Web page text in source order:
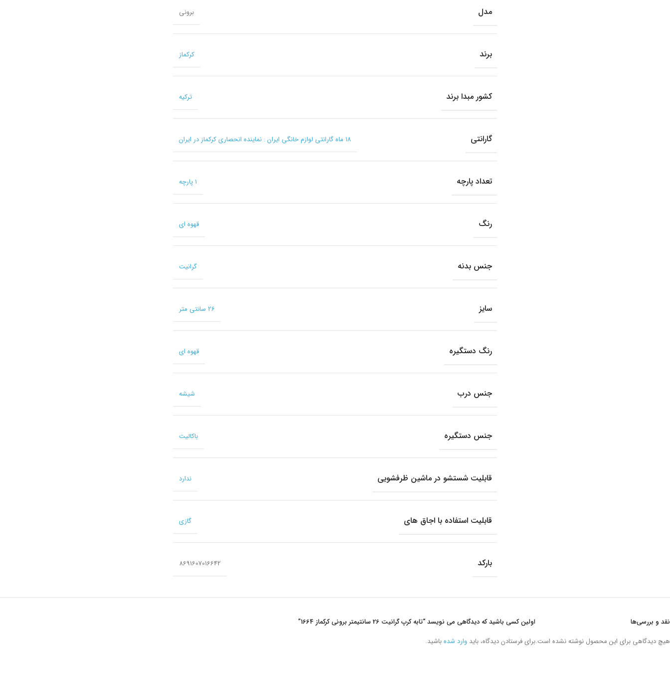
مدل برونی
برند کرکماز
کشور مبدا برند ترکیه
گارانتی ۱۸ ماه گارانتی لوازم خانگی ایران : نماینده انحصاری کرکماز در ایران
تعداد پارچه 1 پارچه
رنگ قهوه ای
جنس بدنه گرانیت
سایز 26 سانتی متر
رنگ دستگیره قهوه ای
جنس درب شیشه
جنس دستگیره باکالیت
قابلیت شستشو در ماشین ظرفشویی ندارد
قابلیت استفاده با اجاق های گازی
بارکد 8691607016642
نقد و بررسی‌ها
هیچ دیدگاهی برای این محصول نوشته نشده است.
اولین کسی باشید که دیدگاهی می نویسد “تابه کرپ گرانیت 26 سانتیمتر برونی کرکماز 1664”
برای فرستادن دیدگاه، باید وارد شدهباشید.